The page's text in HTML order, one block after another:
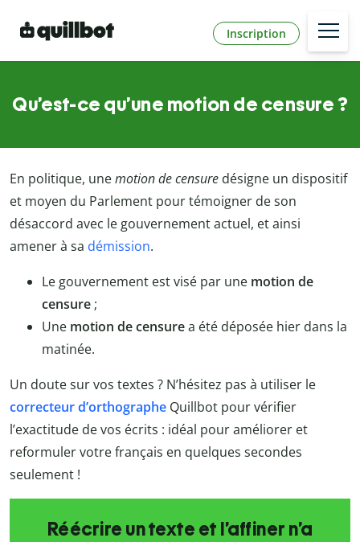
Inscription
Qu’est-ce qu’une motion de censure ?
En politique, unemotion de censure désigne un dispositif
et moyen du Parlement pour témoigner de son
désaccord avec le gouvernement actuel, et ainsi
amener à sa démission.
Le gouvernement est visé par une motion de
censure ;
Une motion de censurea été déposée hier dans la
matinée.
Un doute sur vos textes ? N’hésitez pas à utiliser le
correcteur d’orthographe Quillbot pour vérifier
l’exactitude de vos écrits : idéal pour améliorer et
reformuler votre français en quelques secondes
seulement !
Réécrire un texte et l’affiner n’a